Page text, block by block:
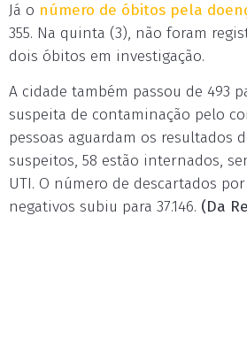
Já o número de óbitos pela
355. Na quinta (3), não foram
dois óbitos em investigação.
A cidade também passou de 493
suspeita de contaminação pelo
pessoas aguardam os resultados
suspeitos, 58 estão internados,
UTI. O número de descartados
negativos subiu para 37.146. (Da